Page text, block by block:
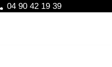
04 90 42 19 39